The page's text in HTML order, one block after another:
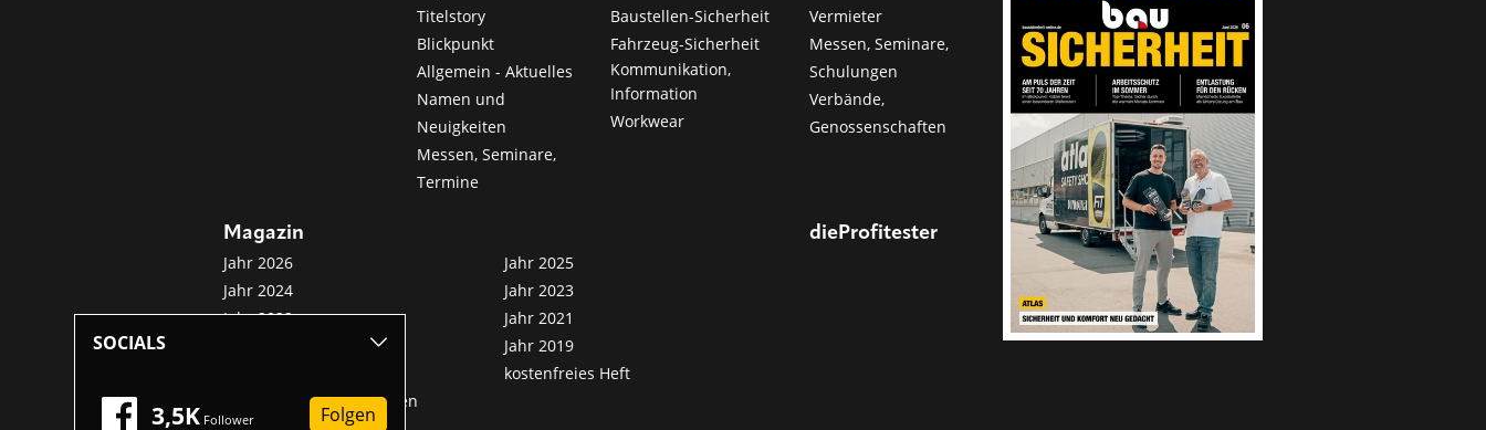
Titelstory
Blickpunkt
Allgemein - Aktuelles
Namen und
Neuigkeiten
Messen, Seminare,
Termine
Baustellen-Sicherheit
Fahrzeug-Sicherheit
Kommunikation,
Information
Workwear
Vermieter
Messen, Seminare,
Schulungen
Verbände,
Genossenschaften
Magazin
Jahr 2026
Jahr 2025
Jahr 2024
Jahr 2023
Jahr 2022
Jahr 2021
Jahr 2019
kostenfreies Heft
Sonderveröffentlichungen
dieProfitester
SOCIALS
3,5K Follower Folgen